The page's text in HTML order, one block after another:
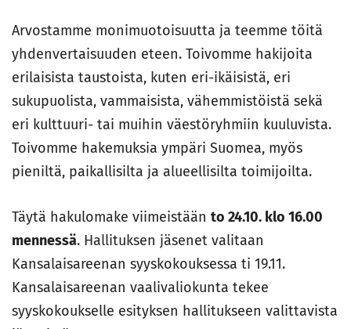
Arvostamme monimuotoisuutta ja teemme töitä
yhdenvertaisuuden eteen. Toivomme hakijoita
erilaisista taustoista, kuten eri-ikäisistä, eri
sukupuolista, vammaisista, vähemmistöistä sekä
eri kulttuuri- tai muihin väestöryhmiin kuuluvista.
Toivomme hakemuksia ympäri Suomea, myös
pieniltä, paikallisilta ja alueellisilta toimijoilta.
Täytä hakulomake viimeistään to 24.10. klo 16.00
mennessä. Hallituksen jäsenet valitaan
Kansalaisareenan syyskokouksessa ti 19.11.
Kansalaisareenan vaalivaliokunta tekee
syyskokoukselle esityksen hallitukseen valittavista